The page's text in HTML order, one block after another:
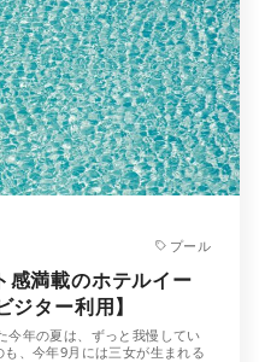
プール
感満載のホテルイー
ター利用】
今年の夏は、ずっと我慢してい
、今年9月には三女が生まれる